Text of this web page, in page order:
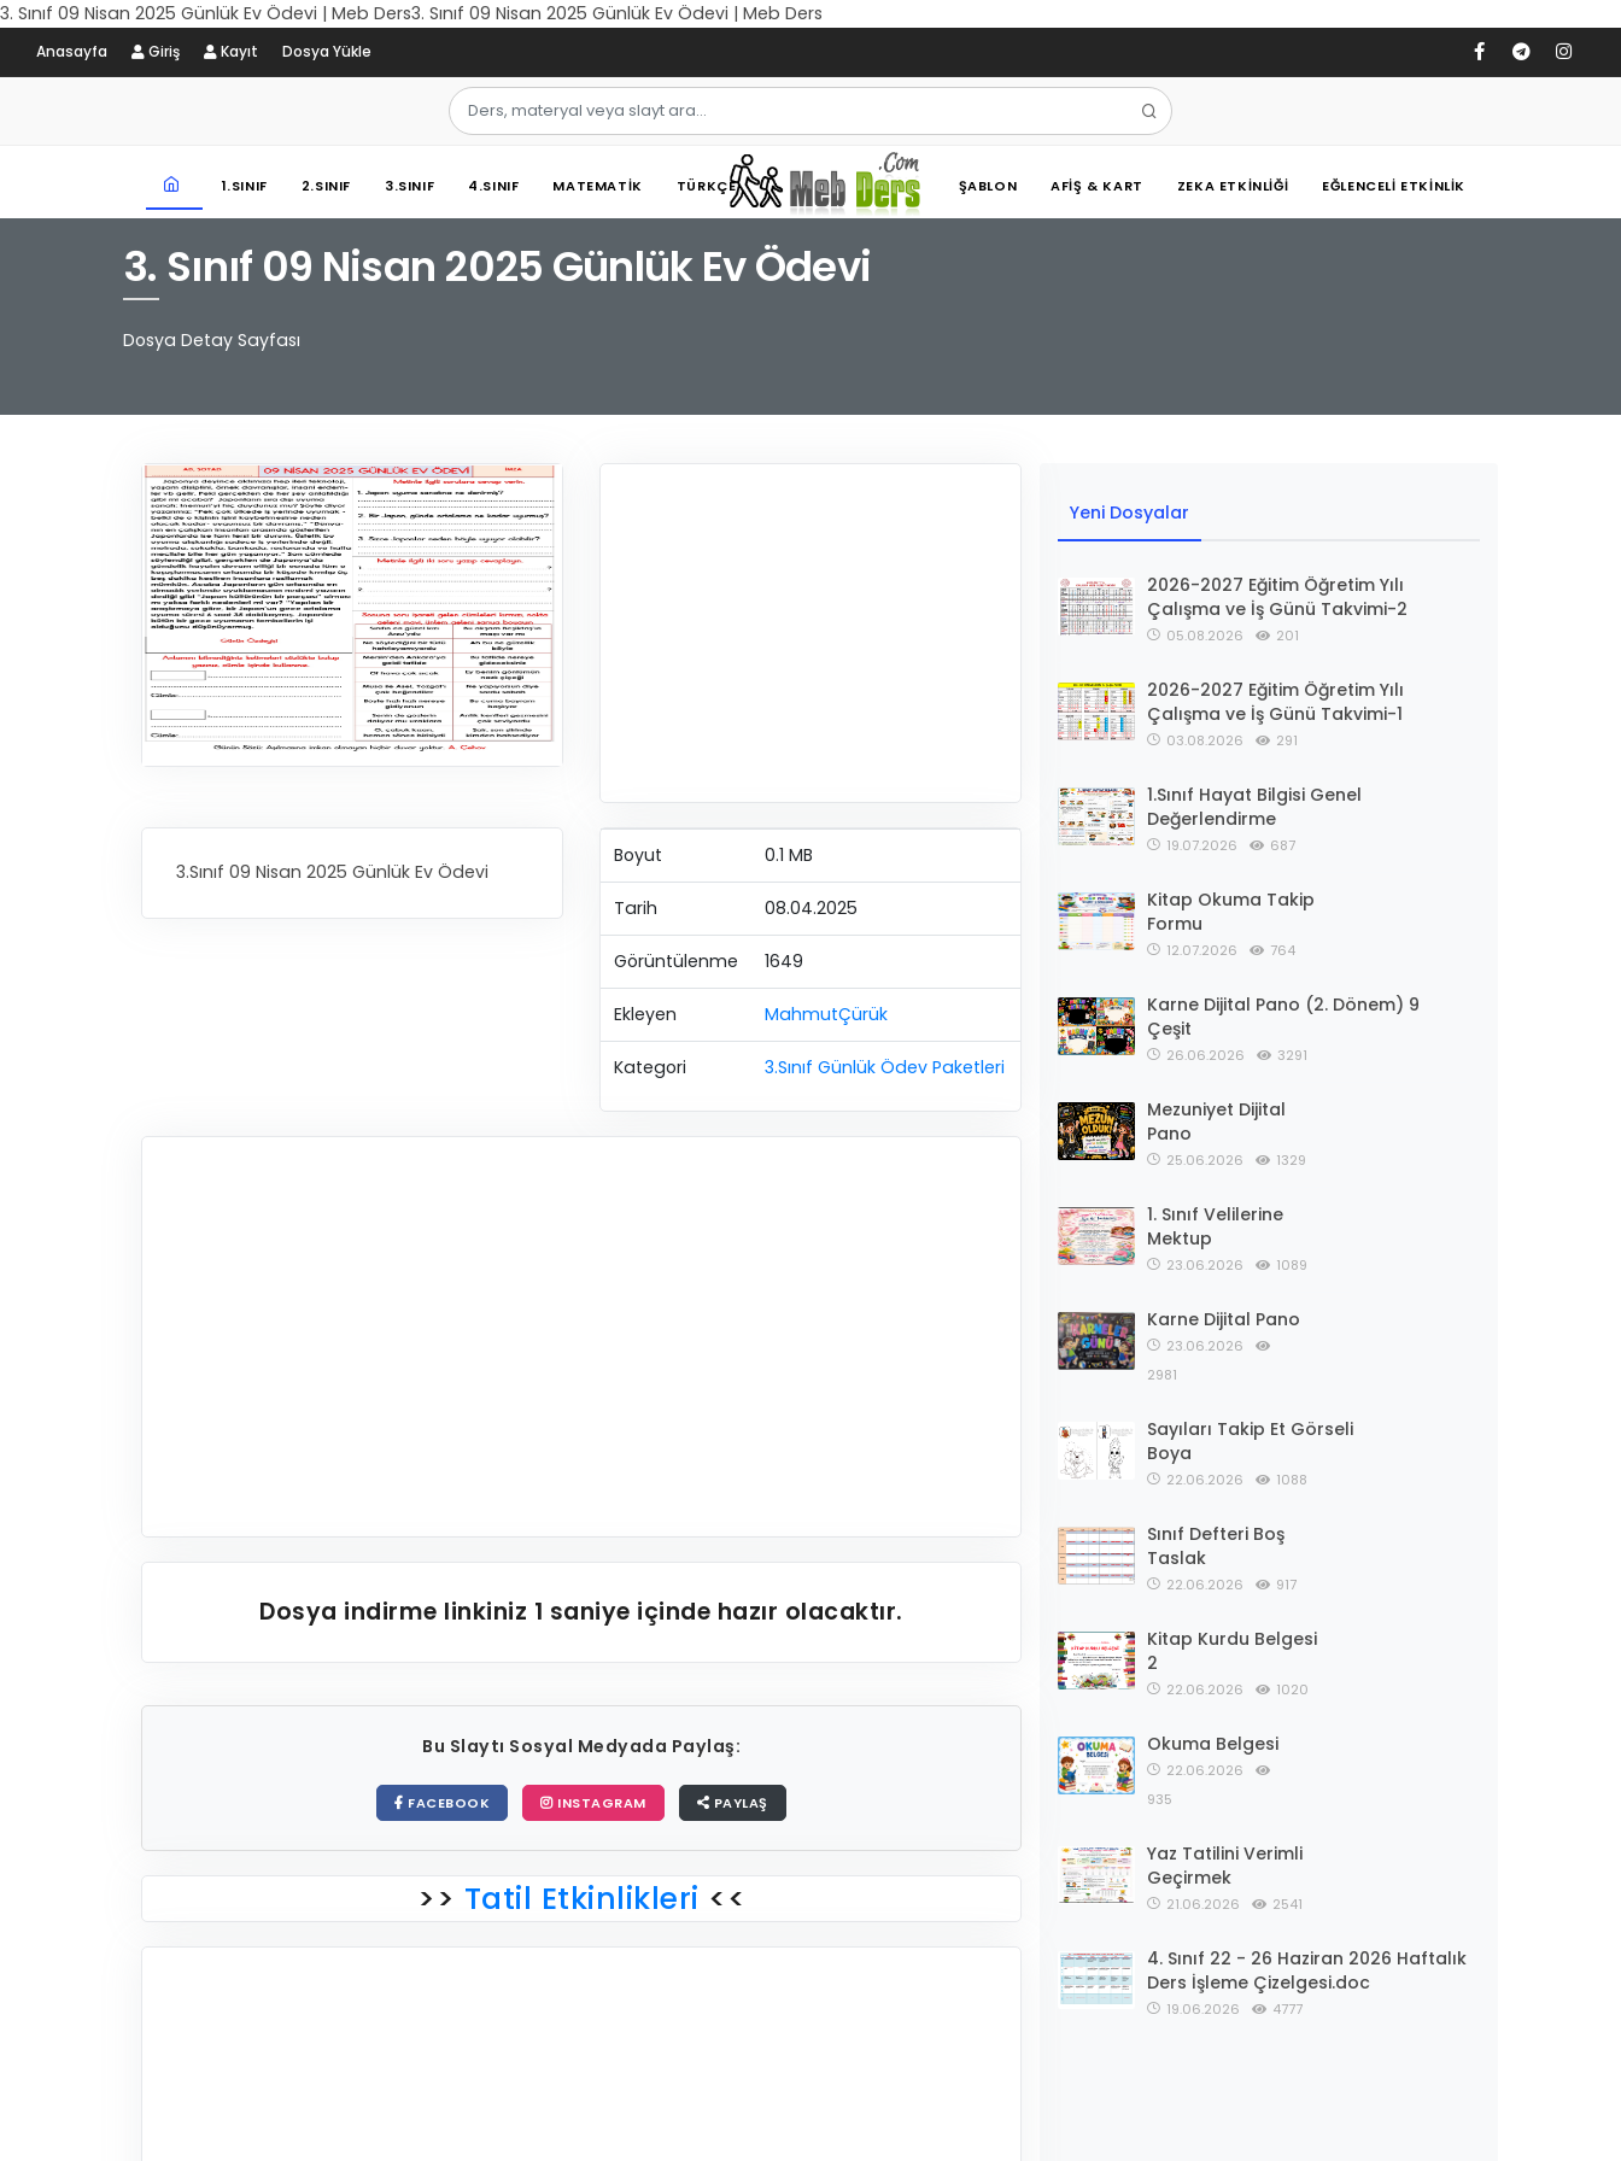
3. Sınıf 09 Nisan 2025 Günlük Ev Ödevi | Meb Ders3. Sınıf 09 Nisan 2025 Günlük Ev Ödevi | Meb Ders
Anasayfa Giriş Kayıt Dosya Yükle
1.SINIF 2.SINIF 3.SINIF 4.SINIF MATEMATIK TÜRKÇE ŞABLON AFIŞ & KART ZEKA ETKINLIĞI EĞLENCELI ETKINLIK
3. Sınıf 09 Nisan 2025 Günlük Ev Ödevi
Dosya Detay Sayfası
3.Sınıf 09 Nisan 2025 Günlük Ev Ödevi
Boyut 0.1 MB
Tarih 08.04.2025
Görüntülenme 1649
Ekleyen MahmutÇürük
Kategori 3.Sınıf Günlük Ödev Paketleri
Dosya indirme linkiniz 1 saniye içinde hazır olacaktır.
Bu Slaytı Sosyal Medyada Paylaş:
FACEBOOK INSTAGRAM PAYLAŞ
>> Tatil Etkinlikleri <<
Yeni Dosyalar
2026-2027 Eğitim Öğretim Yılı
Çalışma ve İş Günü Takvimi-2
05.08.2026 201
2026-2027 Eğitim Öğretim Yılı
Çalışma ve İş Günü Takvimi-1
03.08.2026 291
1.Sınıf Hayat Bilgisi Genel
Değerlendirme
19.07.2026 687
Kitap Okuma Takip
Formu
12.07.2026 764
Karne Dijital Pano (2. Dönem) 9
Çeşit
26.06.2026 3291
Mezuniyet Dijital
Pano
25.06.2026 1329
1. Sınıf Velilerine
Mektup
23.06.2026 1089
Karne Dijital Pano
23.06.2026
2981
Sayıları Takip Et Görseli
Boya
22.06.2026 1088
Sınıf Defteri Boş
Taslak
22.06.2026 917
Kitap Kurdu Belgesi
2
22.06.2026 1020
Okuma Belgesi
22.06.2026
935
Yaz Tatilini Verimli
Geçirmek
21.06.2026 2541
4. Sınıf 22 - 26 Haziran 2026 Haftalık
Ders İşleme Çizelgesi.doc
19.06.2026 4777